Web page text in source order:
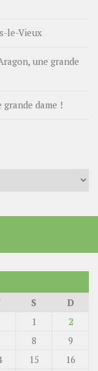
le-Vieux
une grande
grande dame !
S
D
1
2
8
9
15
16